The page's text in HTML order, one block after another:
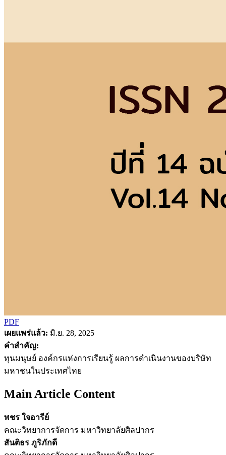
PDF
เผยแพร่แล้ว: มิ.ย. 28, 2025
คำสำคัญ:
ทุนมนุษย์ องค์กรแห่งการเรียนรู้ ผลการดำเนินงานของบริษัท
มหาชนในประเทศไทย
Main Article Content
พชร ใจอารีย์
คณะวิทยาการจัดการ มหาวิทยาลัยศิลปากร
สันติธร ภูริภักดี